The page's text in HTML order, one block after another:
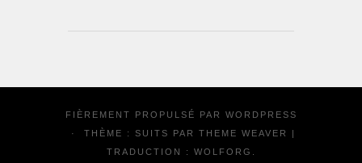
FIÈREMENT PROPULSÉ PAR WORDPRESS
·
THÈME : SUITS PAR THEME WEAVER
|
TRADUCTION : WOLFORG